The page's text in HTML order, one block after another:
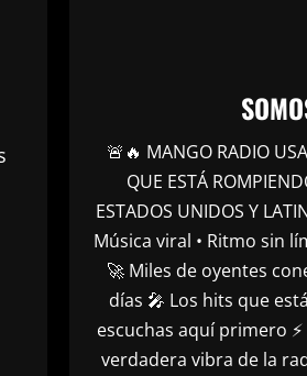
🚨🔥 MANGO RADIO
QUE ESTÁ
ESTADOS UNIDOS Y
Música viral • Ritmo sin
🚀 Miles de oyentes
días 🎤 Los hits que
escuchas aquí primero
verdadera vibra de la